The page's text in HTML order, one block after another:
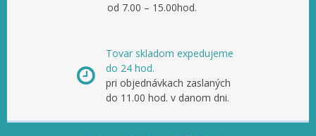
od 7.00 – 15.00hod.
Tovar skladom expedujeme
do 24 hod.
pri objednávkach zaslaných
do 11.00 hod. v danom dni.